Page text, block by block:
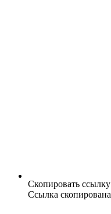
Скопировать ссылку
Ссылка скопирована